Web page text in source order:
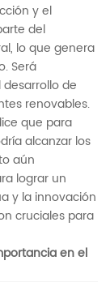
y el
del
lo que genera
Será
de
renovables.
que para
alcanzar los
aún
lograr un
y la innovación
cruciales para
en el